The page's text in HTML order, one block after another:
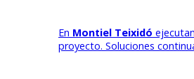
En Montiel Teixidó
proyecto. Soluciones